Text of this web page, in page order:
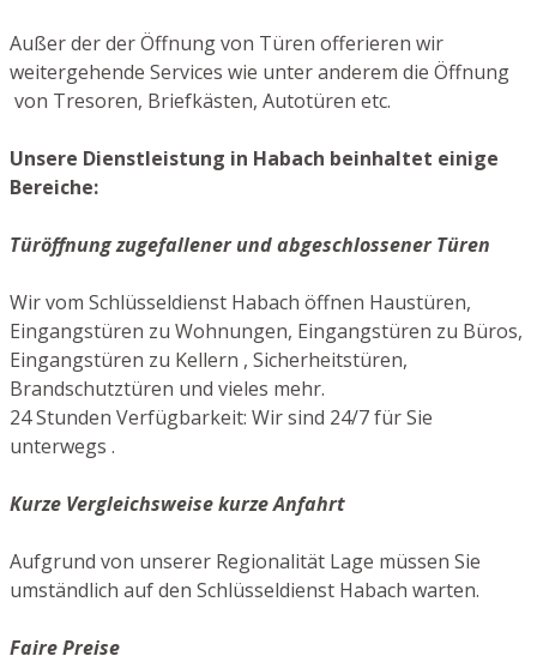
Außer der der Öffnung von Türen offerieren wir
weitergehende Services wie unter anderem die Öffnung
von Tresoren, Briefkästen, Autotüren etc.
Unsere Dienstleistung in Habach beinhaltet einige
Bereiche:
Türöffnung zugefallener und abgeschlossener Türen
Wir vom Schlüsseldienst Habach öffnen Haustüren,
Eingangstüren zu Wohnungen, Eingangstüren zu Büros,
Eingangstüren zu Kellern , Sicherheitstüren,
Brandschutztüren und vieles mehr.
24 Stunden Verfügbarkeit: Wir sind 24/7 für Sie
unterwegs .
Kurze Vergleichsweise kurze Anfahrt
Aufgrund von unserer Regionalität Lage müssen Sie
umständlich auf den Schlüsseldienst Habach warten.
Faire Preise